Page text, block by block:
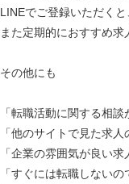
LINEでご登録いただく
また定期的におすすめ求
その他にも
「転職活動に関する相談
「他のサイトで見た求人
「企業の雰囲気が良い求
「すぐには転職しない